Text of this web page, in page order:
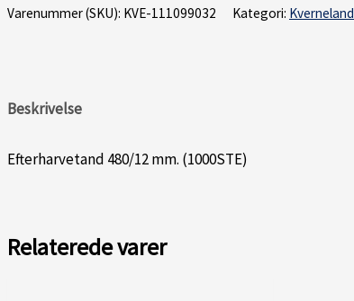
Varenummer (SKU): KVE-111099032 Kategori: Kverneland
Beskrivelse
Efterharvetand 480/12 mm. (1000STE)
Relaterede varer